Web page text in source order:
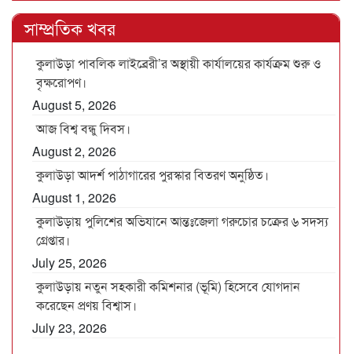
সাম্প্রতিক খবর
কুলাউড়া পাবলিক লাইব্রেরী’র অস্থায়ী কার্যালয়ের কার্যক্রম শুরু ও
বৃক্ষরোপণ।
August 5, 2026
আজ বিশ্ব বন্ধু দিবস।
August 2, 2026
কুলাউড়া আদর্শ পাঠাগারের পুরস্কার বিতরণ অনুষ্ঠিত।
August 1, 2026
কুলাউড়ায় পুলিশের অভিযানে আন্তঃজেলা গরুচোর চক্রের ৬ সদস্য
গ্রেপ্তার।
July 25, 2026
কুলাউড়ায় নতুন সহকারী কমিশনার (ভূমি) হিসেবে যোগদান
করেছেন প্রণয় বিশ্বাস।
July 23, 2026